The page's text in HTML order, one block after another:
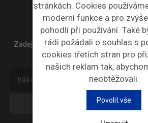
stránkách. Cookies
moderní funkce a pro
pohodlí při používání. Také
rádi požádali o souhlas s
cookies třetích stran pro
našich reklam tak,
neobtěžovali.
Povolit vše
NEWSLETTER
Zadejte váš email a my Vám budeme
informace, maximálně 1x
Odebírat